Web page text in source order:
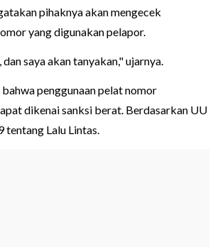
pihaknya akan mengecek
yang digunakan pelapor.
saya akan tanyakan," ujarnya.
penggunaan pelat nomor
dikenai sanksi berat. Berdasarkan UU
tentang Lalu Lintas.